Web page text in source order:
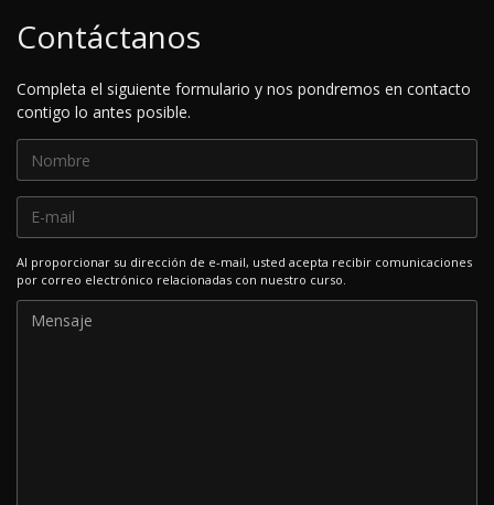
Contáctanos
Completa el siguiente formulario y nos pondremos en contacto
contigo lo antes posible.
Al proporcionar su dirección de e-mail, usted acepta recibir comunicaciones
por correo electrónico relacionadas con nuestro curso.